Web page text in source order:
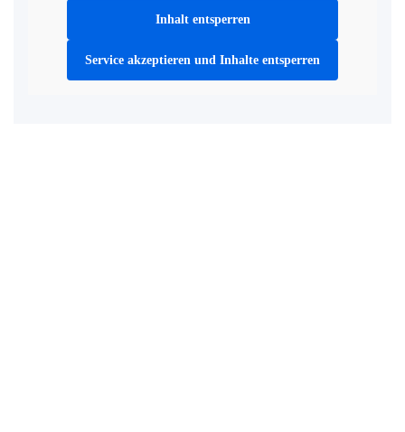
Inhalt entsperren
Service akzeptieren und Inhalte entsperren